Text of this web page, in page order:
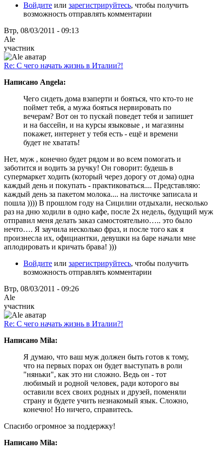
Войдите или зарегистрируйтесь, чтобы получить
возможность отправлять комментарии
Втр, 08/03/2011 - 09:13
Ale
участник
Re: С чего начать жизнь в Италии?!
Написано Angela:
Чего сидеть дома взаперти и бояться, что кто-то не
поймет тебя, а мужа бояться нервировать по
вечерам? Вот он то пускай поведет тебя и запишет
и на бассейн, и на курсы языковые , и магазины
покажет, интернет у тебя есть - ещё и времени
будет не хватать!
Нет, муж , конечно будет рядом и во всем помогать и
заботится и водить за ручку! Он говорит: будешь в
супермаркет ходить (который через дорогу от дома) одна
каждый день и покупать - практиковаться.... Представляю:
каждый день за пакетом молока.... на листочке записала и
пошла )))) В прошлом году на Сицилии отдыхали, несколько
раз на дню ходили в одно кафе, после 2х недель, будущий муж
отправил меня делать заказ самостоятельно….. это было
нечто…. Я заучила несколько фраз, и после того как я
произнесла их, официантки, девушки на баре начали мне
аплодировать и кричать брава! )))
Войдите или зарегистрируйтесь, чтобы получить
возможность отправлять комментарии
Втр, 08/03/2011 - 09:26
Ale
участник
Re: С чего начать жизнь в Италии?!
Написано Mila:
Я думаю, что ваш муж должен быть готов к тому,
что на первых порах он будет выступать в роли
"няньки", как это ни сложно. Ведь он - тот
любимый и родной человек, ради которого вы
оставили всех своих родных и друзей, поменяли
страну и будете учить незнакомый язык. Сложно,
конечно! Но ничего, справитесь.
Спасибо огромное за поддержку!
Написано Mila: